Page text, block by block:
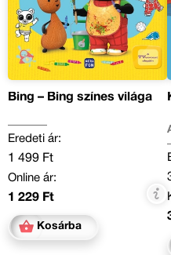
Bing – Bing színes világa
Eredeti ár:
1 499 Ft
Online ár:
1 229 Ft
Kosárba